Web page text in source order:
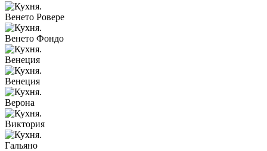
Венето Ровере
Венето Фондо
Венеция
Венеция
Верона
Виктория
Гальяно